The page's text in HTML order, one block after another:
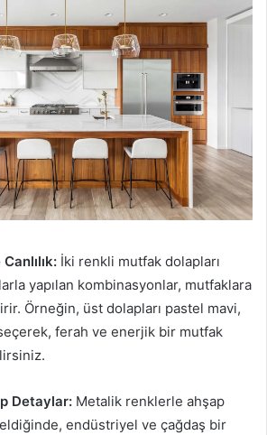
İki renkli mutfak dolapları
yapılan kombinasyonlar, mutfaklara
Örneğin, üst dolapları pastel mavi,
ferah ve enerjik bir mutfak
Detaylar: Metalik renklerle ahşap
endüstriyel ve çağdaş bir